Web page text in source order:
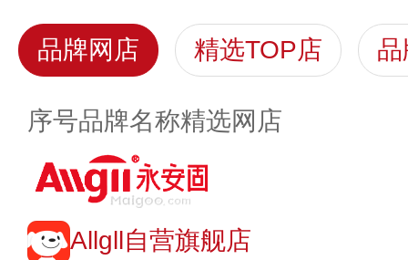
品牌网店 精选TOP店
序号品牌名称精选网店
Allgll自营旗舰店